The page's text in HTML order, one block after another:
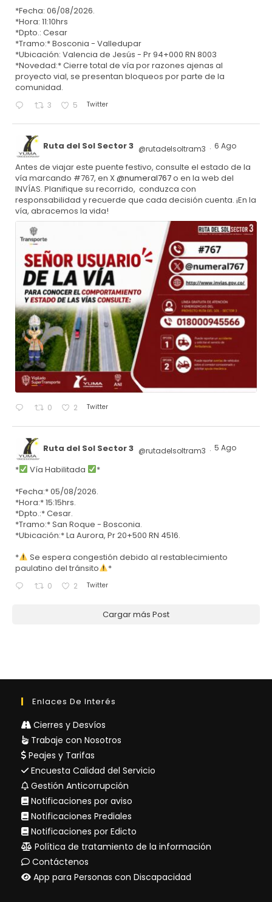
*Fecha: 06/08/2026.
*Hora: 11:10hrs
*Dpto.: Cesar
*Tramo:* Bosconia - Valledupar
*Ubicación: Valencia de Jesús - Pr 94+000 RN 8003
*Novedad:* Cierre total de vía por razones ajenas al
proyecto vial, se presentan bloqueos por parte de la
comunidad.
3 5 Twitter
Ruta del Sol Sector 3 @rutadelsoltram3 · 6 Ago
Antes de viajar este puente festivo, consulte el estado de la
vía marcando #767, en X@numeral767o en la web del
INVÍAS. Planifique su recorrido, conduzca con
responsabilidad y recuerde que cada decisión cuenta. ¡En la
vía, abracemos la vida!
0 2 Twitter
Ruta del Sol Sector 3 @rutadelsoltram3 · 5 Ago
* Vía Habilitada
*
*Fecha:* 05/08/2026.
*Hora:* 15:15hrs.
*Dpto.:* Cesar.
*Tramo:* San Roque - Bosconia.
*Ubicación:* La Aurora, Pr 20+500 RN 4516.
*
Se espera congestión debido al restablecimiento
paulatino del tránsito
*
0 2 Twitter
Cargar más Post
Enlaces De Interés
Cierres y Desvíos
Trabaje con Nosotros
Peajes y Tarifas
Encuesta Calidad del Servicio
Gestión Anticorrupción
Notificaciones por aviso
Notificaciones Prediales
Notificaciones por Edicto
Política de tratamiento de la información
Contáctenos
App para Personas con Discapacidad